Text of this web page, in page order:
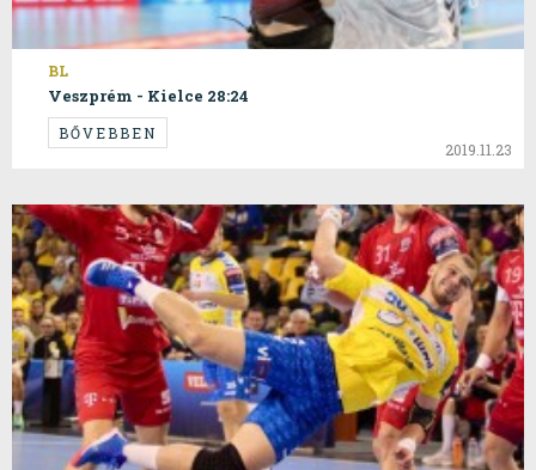
BL
Veszprém - Kielce 28:24
BŐVEBBEN
2019.11.23